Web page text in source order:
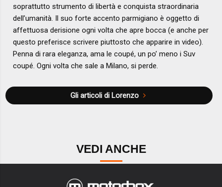
soprattutto strumento di libertà e conquista straordinaria
dell’umanità. Il suo forte accento parmigiano è oggetto di
affettuosa derisione ogni volta che apre bocca (e anche per
questo preferisce scrivere piuttosto che apparire in video).
Penna di rara eleganza, ama le coupé, un po’ meno i Suv
coupé. Ogni volta che sale a Milano, si perde.
Gli articoli di Lorenzo
VEDI ANCHE